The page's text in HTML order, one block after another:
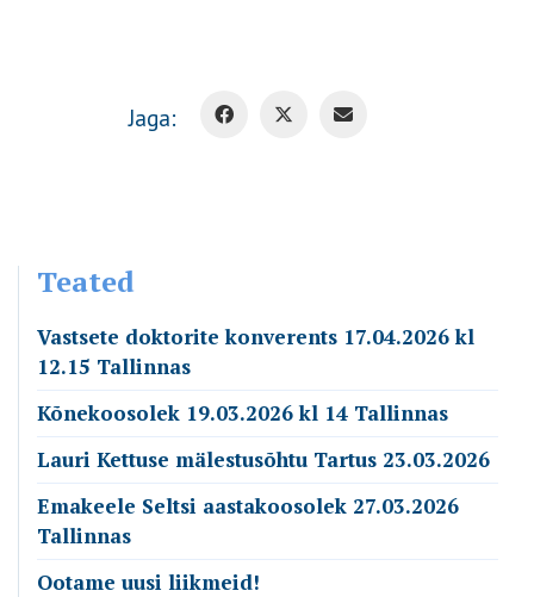
Jaga:
Teated
Vastsete doktorite konverents 17.04.2026 kl
12.15 Tallinnas
Kõnekoosolek 19.03.2026 kl 14 Tallinnas
Lauri Kettuse mälestusõhtu Tartus 23.03.2026
Emakeele Seltsi aastakoosolek 27.03.2026
Tallinnas
Ootame uusi liikmeid!